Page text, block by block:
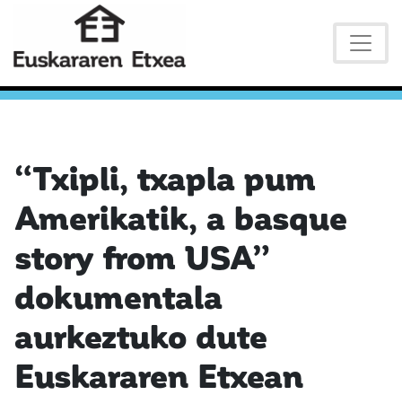
“Txipli, txapla pum
Amerikatik, a basque
story from USA”
dokumentala
aurkeztuko dute
Euskararen Etxean